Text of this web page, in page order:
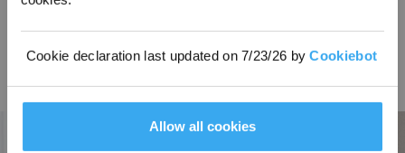
Cookie declaration last updated on 7/23/26 byCookiebot
Allow all cookies
OZMO Turbo 2.0 verwendet zwei rotierende Wischpads und Fünffach-
Reinigung zur wirksamen Auflösung hartnäckiger Flecken wie Sojasoße und
Kaffee und erzielt dank leistungsstarker Fleckentfernung und kontinuierlicher
Wassernachfüllung makellose Fußböden.